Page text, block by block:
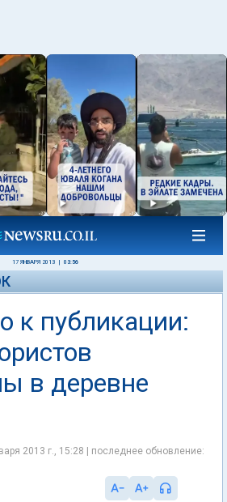
17 ЯНВАРЯ 2013 03:56
к публикации:
в деревне
2013 г., 15:28 | последнее обновление: